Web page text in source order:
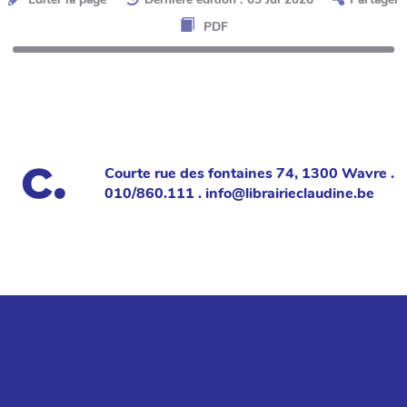
PDF
Courte rue des fontaines 74, 1300 Wavre .
010/860.111 . info@librairieclaudine.be